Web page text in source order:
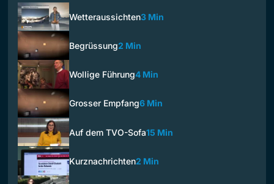
Wetteraussichten3 Min
Begrüssung2 Min
Wollige Führung4 Min
Grosser Empfang6 Min
Auf dem TVO-Sofa15 Min
Kurznachrichten2 Min